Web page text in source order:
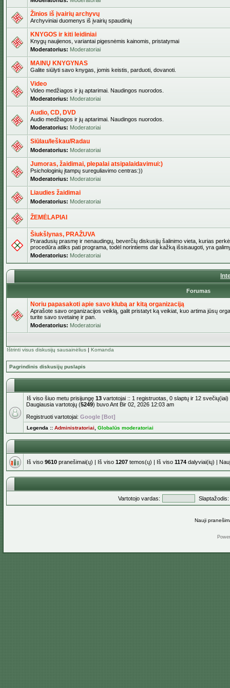
Žinios iš įvairių archyvų
Archyviniai duomenys iš įvairių spaudinių
KNYGOS ir kiti leidiniai
Knygų naujienos, variantai pigesnėmis kainomis, pristatymai
Moderatorius: Moderatoriai
MAINŲ KNYGYNAS
Galite siūlyti savo knygas, jomis keistis, parduoti, dovanoti.
Video
Video medžiagos ir jų aptarimai. Naudingos nuorodos.
Moderatorius: Moderatoriai
Audio, CD, DVD
Audio medžiagos ir jų aptarimai. Naudingos nuorodos.
Moderatorius: Moderatoriai
Siūlau/Ieškau/Radau
Moderatorius: Moderatoriai
Jumoras, žaidimai, plepalai atsipalaidavimui:)
Psichologinių įtampų sureguliavimo centras:))
Moderatorius: Moderatoriai
Liaudies žaidimai
Moderatorius: Moderatoriai
ŽEMĖLAPIAI
Šiukšlynas, PRAŽUVA
Praradusių prasmę ir nenaudingų, beverčių diskusijų šalinimo vieta, kurias
procedūra atliks pati programa, todėl norintiems dar kažką išsisaugoti, yra
Moderatorius: Moderatoriai
Forumas
Noriu papasakoti apie savo klubą ar kitą organizaciją
Aprašote savo organizacijos veiklą, galit pristatyt ką veikiat, kuo artima jūsų
turite savo svetainę ir pan.
Moderatorius: Moderatoriai
Ištrinti visus diskusijų sausainėlius | Komanda
Pagrindinis diskusijų puslapis
Iš viso šiuo metu prisijungę 13 vartotojai :: 1 registruotas, 0 slaptų ir 12
Daugiausia vartotojų (5249) buvo Ant Bir 02, 2026 12:03 am
Registruoti vartotojai: Google [Bot]
Legenda :: Administratoriai Globalūs moderatoriai
Iš viso 9610 pranešimai(ų) | Iš viso 1207 temos(ų) | Iš viso 1174 dalyviai(ių) |
Vartotojo vardas: Slaptažodis:
Nauji